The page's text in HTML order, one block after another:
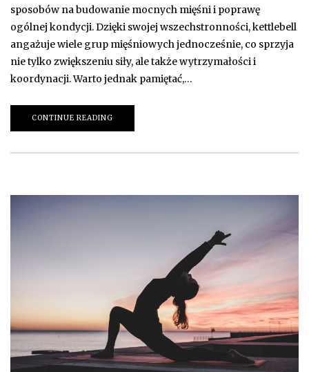
sposobów na budowanie mocnych mięśni i poprawę
ogólnej kondycji. Dzięki swojej wszechstronności, kettlebell
angażuje wiele grup mięśniowych jednocześnie, co sprzyja
nie tylko zwiększeniu siły, ale także wytrzymałości i
koordynacji. Warto jednak pamiętać,…
CONTINUE READING